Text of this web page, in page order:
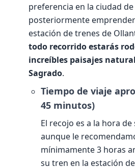
preferencia en la ciudad de
posteriormente
estación de trenes de
todo recorrido estarás
increíbles paisajes
Sagrado.
Tiempo de viaje
45 minutos)
El recojo es a la hora
aunque le
mínimamente 3 horas
su tren en la estación